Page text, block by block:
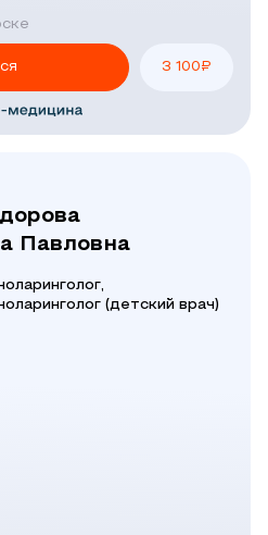
3 100₽
Павловна
(детский врач)